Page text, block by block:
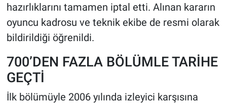
hazırlıklarını tamamen iptal etti. Alınan kararın
oyuncu kadrosu ve teknik ekibe de resmi olarak
bildirildiği öğrenildi.
700’DEN FAZLA BÖLÜMLE TARİHE
GEÇTİ
İlk bölümüyle 2006 yılında izleyici karşısına